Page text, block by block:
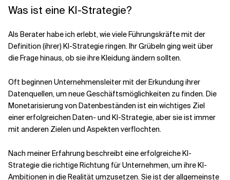
Was ist eine KI-Strategie?
Als Berater habe ich erlebt, wie viele Führungskräfte mit der
Definition (ihrer) KI-Strategie ringen. Ihr Grübeln ging weit über
die Frage hinaus, ob sie ihre Kleidung ändern sollten.
Oft beginnen Unternehmensleiter mit der Erkundung ihrer
Datenquellen, um neue Geschäftsmöglichkeiten zu finden. Die
Monetarisierung von Datenbeständen ist ein wichtiges Ziel
einer erfolgreichen Daten- und KI-Strategie, aber sie ist immer
mit anderen Zielen und Aspekten verflochten.
Nach meiner Erfahrung beschreibt eine erfolgreiche KI-
Strategie die richtige Richtung für Unternehmen, um ihre KI-
Ambitionen in die Realität umzusetzen. Sie ist der allgemeinste